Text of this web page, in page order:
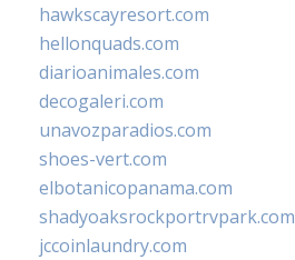
hawkscayresort.com
hellonquads.com
diarioanimales.com
decogaleri.com
unavozparadios.com
shoes-vert.com
elbotanicopanama.com
shadyoaksrockportrvpark.com
jccoinlaundry.com